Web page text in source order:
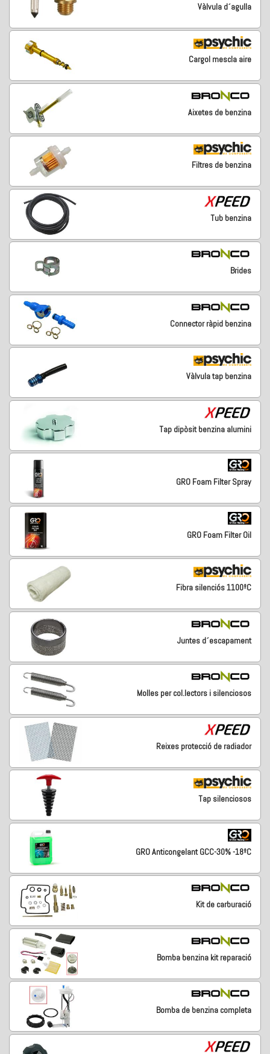
Vàlvula d´agulla
Cargol mescla aire
Aixetes de benzina
Filtres de benzina
Tub benzina
Brides
Connector ràpid benzina
Vàlvula tap benzina
Tap dipòsit benzina alumini
GRO Foam Filter Spray
GRO Foam Filter Oil
Fibra silenciós 1100ºC
Juntes d´escapament
Molles per col.lectors i silenciosos
Reixes protecció de radiador
Tap silenciosos
GRO Anticongelant GCC-30% -18ºC
Kit de carburació
Bomba benzina kit reparació
Bomba de benzina completa